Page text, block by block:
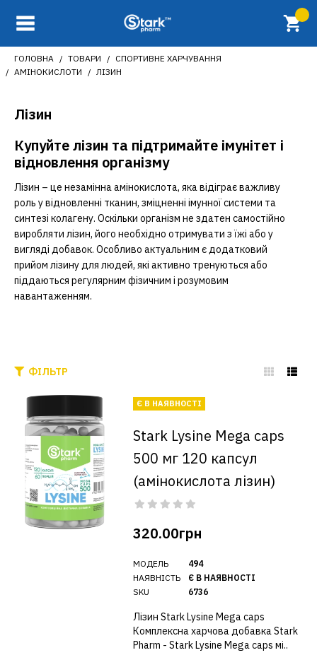
ГОЛОВНА ТОВАРИ
СПОРТИВНЕ ХАРЧУВАННЯ
АМІНОКИСЛОТИ
ЛІЗИН
Лізин
Купуйте лізин та підтримайте імунітет і
відновлення організму
Лізин – це незамінна амінокислота, яка відіграє важливу
роль у відновленні тканин, зміцненні імунної системи та
синтезі колагену. Оскільки організм не здатен самостійно
виробляти лізин, його необхідно отримувати з їжі або у
вигляді добавок. Особливо актуальним є додатковий
прийом лізину для людей, які активно тренуються або
піддаються регулярним фізичним і розумовим
навантаженням.
ФІЛЬТР
Є В НАЯВНОСТІ
Stark Lysine Mega caps
500 мг 120 капсул
(амінокислота лізин)
320.00грн
МОДЕЛЬ
НАЯВНІСТЬ
SKU
494
Є В НАЯВНОСТІ
6736
Лізин Stark Lysine Mega caps
Комплексна харчова добавка Stark
Pharm - Stark Lysine Mega caps мі..